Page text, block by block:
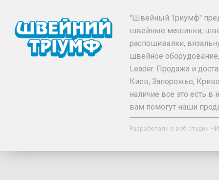
"Швейный Триумф"
швейные машинки,
распошивалки,
швейное
Leader. Продажа и
Киев, Запорожье,
наличие все это есть
вам помогут наши
Разработали в веб-студии